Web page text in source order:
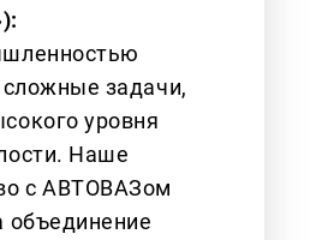
сложные задачи,
уровня
Наше
с АВТОВАЗом
объединение